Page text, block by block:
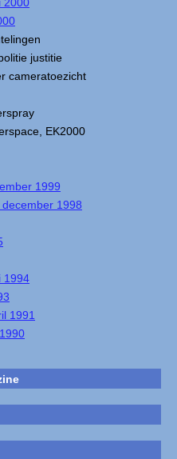
justitie
cameratoezicht
EK2000
1999
1998
1994
1991